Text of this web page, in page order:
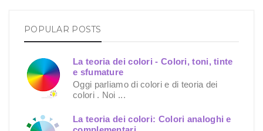
POPULAR POSTS
La teoria dei colori - Colori, toni, tinte
e sfumature
Oggi parliamo di colori e di teoria dei
colori . Noi ...
La teoria dei colori: Colori analoghi e